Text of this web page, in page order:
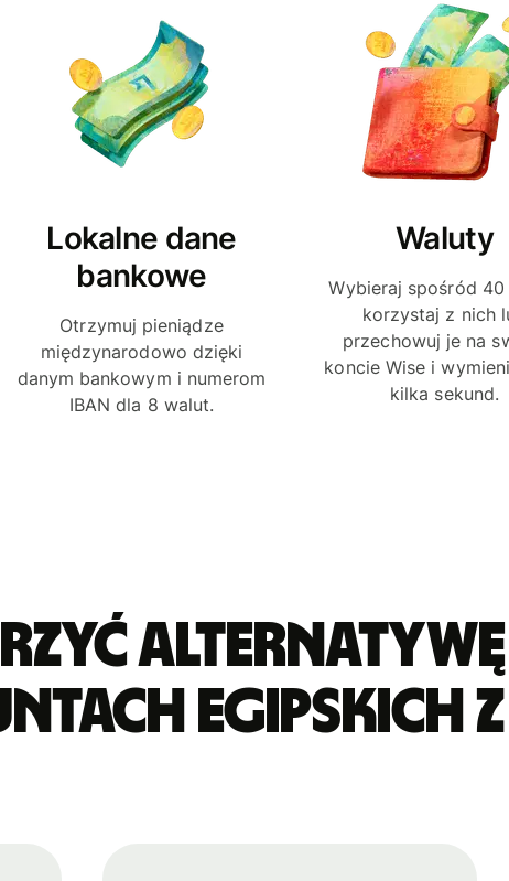
Lokalne dane
bankowe
Otrzymuj pieniądze
międzynarodowo dzięki
danym bankowym i numerom
IBAN dla 8 walut.
Waluty
Wybieraj spośród 40
korzystaj z nich
przechowuj je na
koncie Wise i
kilka sekund.
egipskich z